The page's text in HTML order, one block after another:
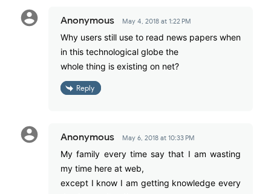
Anonymous May 4, 2018 at 1:22 PM
Why users still use to read news papers when
in this technological globe the
whole thing is existing on net?
Reply
Anonymous May 6, 2018 at 10:33 PM
My family every time say that I am wasting
my time here at web,
except I know I am getting knowledge every